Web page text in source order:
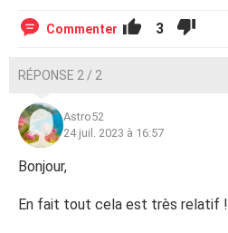
Commenter 3
RÉPONSE 2 / 2
Astro52
24 juil. 2023 à 16:57
Bonjour,
En fait tout cela est très relatif !